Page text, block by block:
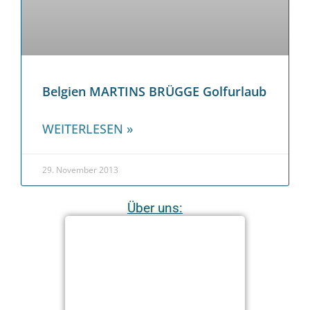
Belgien MARTINS BRÜGGE Golfurlaub
WEITERLESEN »
29. November 2013
Über uns: